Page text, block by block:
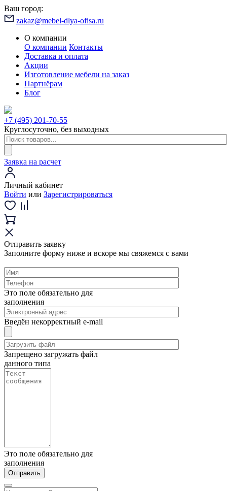
Ваш город:
zakaz@mebel-dlya-ofisa.ru
О компании
О компании Контакты
Доставка и оплата
Акции
Изготовление мебели на заказ
Партнёрам
Блог
+7 (495) 201-70-55
Круглосуточно, без выходных
Заявка на расчет
Личный кабинет
Войти или Зарегистрироваться
Отправить заявку
Заполните форму ниже и вскоре мы свяжемся с вами
Это поле обязательно для
заполнения
Введён некорректный e-mail
Запрещено загружать файл
данного типа
Это поле обязательно для
заполнения